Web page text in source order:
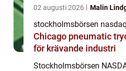
02 augusti 2026 Malin
stockholmsbörsen nasdaq
Chicago pneumatic tryckluftsverktyg
för krävande industri
Stockholmsbörsen